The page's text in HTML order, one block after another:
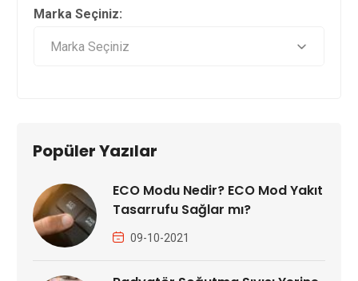
Marka Seçiniz:
Popüler Yazılar
ECO Modu Nedir? ECO Mod Yakıt
Tasarrufu Sağlar mı?
09-10-2021